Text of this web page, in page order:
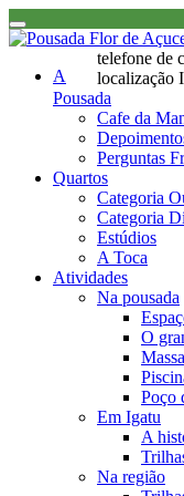
telefone de
localização
A
Pousada
Cafe da
Perguntas
Quartos
Categoria
Categoria
Estúdios
A Toca
Atividades
Na pousada
O
Poço
Em Igatu
A
Na região